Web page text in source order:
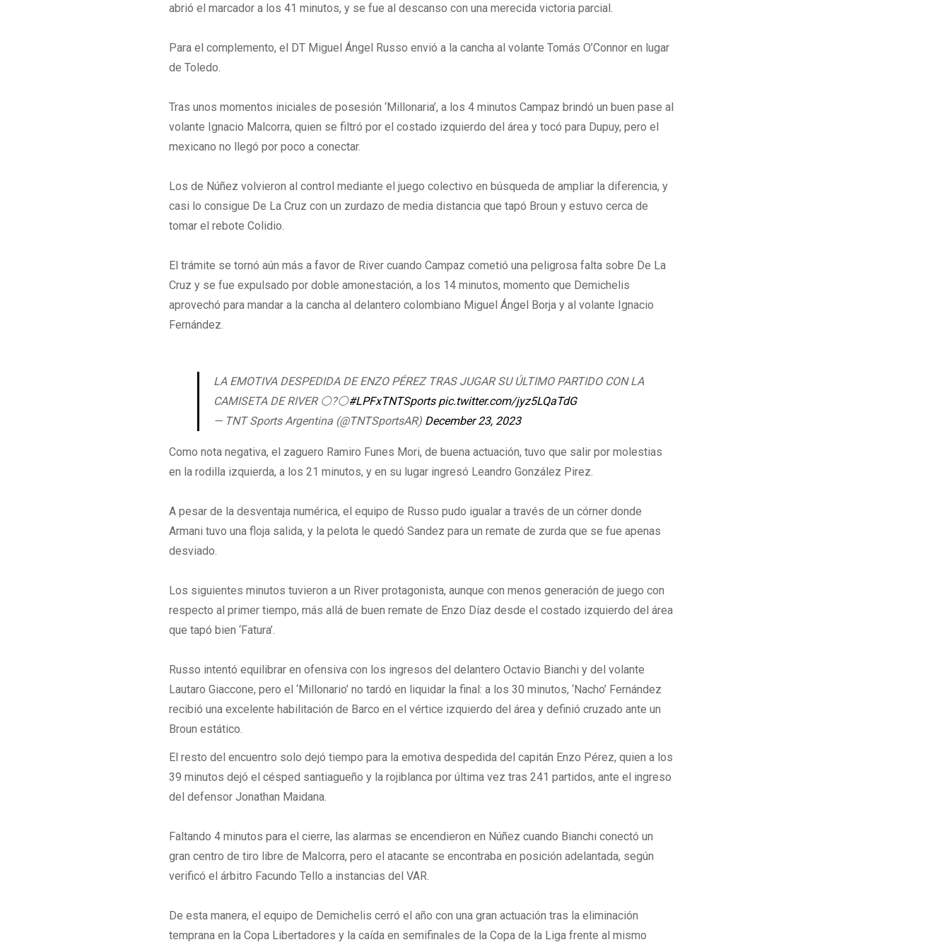
abrió el marcador a los 41 minutos, y se fue al descanso con una merecida victoria parcial.
Para el complemento, el DT Miguel Ángel Russo envió a la cancha al volante Tomás O’Connor en lugar
de Toledo.
Tras unos momentos iniciales de posesión ‘Millonaria’, a los 4 minutos Campaz brindó un buen pase al
volante Ignacio Malcorra, quien se filtró por el costado izquierdo del área y tocó para Dupuy, pero el
mexicano no llegó por poco a conectar.
Los de Núñez volvieron al control mediante el juego colectivo en búsqueda de ampliar la diferencia, y
casi lo consigue De La Cruz con un zurdazo de media distancia que tapó Broun y estuvo cerca de
tomar el rebote Colidio.
El trámite se tornó aún más a favor de River cuando Campaz cometió una peligrosa falta sobre De La
Cruz y se fue expulsado por doble amonestación, a los 14 minutos, momento que Demichelis
aprovechó para mandar a la cancha al delantero colombiano Miguel Ángel Borja y al volante Ignacio
Fernández.
LA EMOTIVA DESPEDIDA DE ENZO PÉREZ TRAS JUGAR SU ÚLTIMO PARTIDO CON LA
CAMISETA DE RIVER ⚪?⚪#LPFxTNTSports pic.twitter.com/jyz5LQaTdG
— TNT Sports Argentina (@TNTSportsAR) December 23, 2023
Como nota negativa, el zaguero Ramiro Funes Mori, de buena actuación, tuvo que salir por molestias
en la rodilla izquierda, a los 21 minutos, y en su lugar ingresó Leandro González Pirez.
A pesar de la desventaja numérica, el equipo de Russo pudo igualar a través de un córner donde
Armani tuvo una floja salida, y la pelota le quedó Sandez para un remate de zurda que se fue apenas
desviado.
Los siguientes minutos tuvieron a un River protagonista, aunque con menos generación de juego con
respecto al primer tiempo, más allá de buen remate de Enzo Díaz desde el costado izquierdo del área
que tapó bien ‘Fatura’.
Russo intentó equilibrar en ofensiva con los ingresos del delantero Octavio Bianchi y del volante
Lautaro Giaccone, pero el ‘Millonario’ no tardó en liquidar la final: a los 30 minutos, ‘Nacho’ Fernández
recibió una excelente habilitación de Barco en el vértice izquierdo del área y definió cruzado ante un
Broun estático.
El resto del encuentro solo dejó tiempo para la emotiva despedida del capitán Enzo Pérez, quien a los
39 minutos dejó el césped santiagueño y la rojiblanca por última vez tras 241 partidos, ante el ingreso
del defensor Jonathan Maidana.
Faltando 4 minutos para el cierre, las alarmas se encendieron en Núñez cuando Bianchi conectó un
gran centro de tiro libre de Malcorra, pero el atacante se encontraba en posición adelantada, según
verificó el árbitro Facundo Tello a instancias del VAR.
De esta manera, el equipo de Demichelis cerró el año con una gran actuación tras la eliminación
temprana en la Copa Libertadores y la caída en semifinales de la Copa de la Liga frente al mismo